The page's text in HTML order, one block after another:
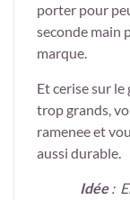
porter pour
seconde main
marque.
Et cerise sur
trop grands,
ramenee et
aussi durable.
Idée: